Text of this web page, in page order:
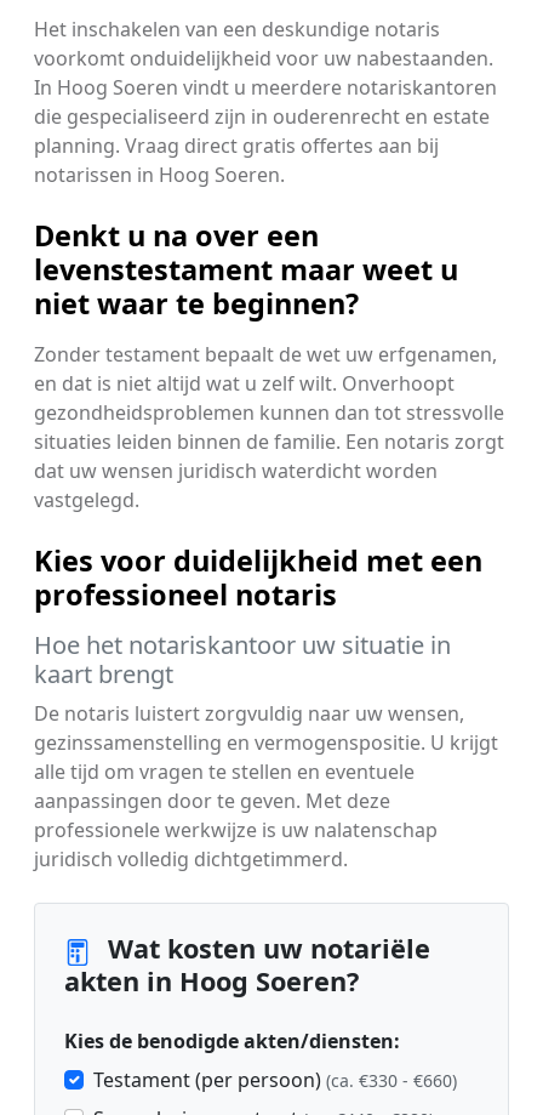
Het inschakelen van een deskundige notaris
voorkomt onduidelijkheid voor uw nabestaanden.
In Hoog Soeren vindt u meerdere notariskantoren
die gespecialiseerd zijn in ouderenrecht en estate
planning. Vraag direct gratis offertes aan bij
notarissen in Hoog Soeren.
Denkt u na over een
levenstestament maar weet u
niet waar te beginnen?
Zonder testament bepaalt de wet uw erfgenamen,
en dat is niet altijd wat u zelf wilt. Onverhoopt
gezondheidsproblemen kunnen dan tot stressvolle
situaties leiden binnen de familie. Een notaris zorgt
dat uw wensen juridisch waterdicht worden
vastgelegd.
Kies voor duidelijkheid met een
professioneel notaris
Hoe het notariskantoor uw situatie in
kaart brengt
De notaris luistert zorgvuldig naar uw wensen,
gezinssamenstelling en vermogenspositie. U krijgt
alle tijd om vragen te stellen en eventuele
aanpassingen door te geven. Met deze
professionele werkwijze is uw nalatenschap
juridisch volledig dichtgetimmerd.
Wat kosten uw notariële
akten in Hoog Soeren?
Kies de benodigde akten/diensten:
Testament (per persoon) (ca. €330 - €660)